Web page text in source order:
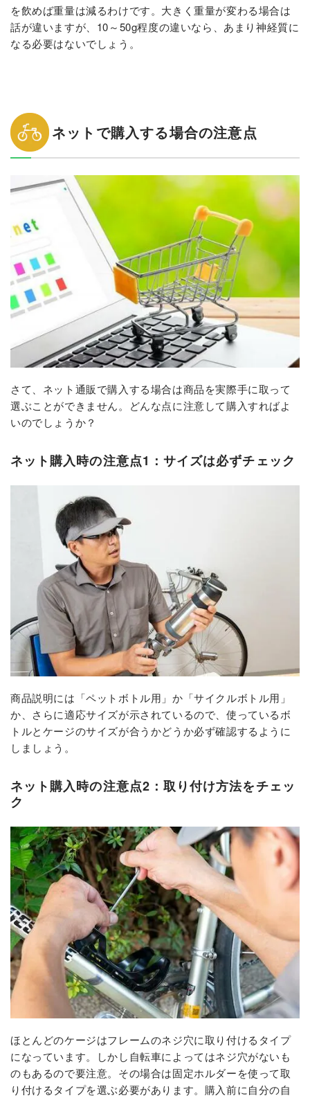
を飲めば重量は減るわけです。大きく重量が変わる場合は
話が違いますが、10～50g程度の違いなら、あまり神経質に
なる必要はないでしょう。
ネットで購入する場合の注意点
さて、ネット通販で購入する場合は商品を実際手に取って
選ぶことができません。どんな点に注意して購入すればよ
いのでしょうか？
ネット購入時の注意点1：サイズは必ずチェック
商品説明には「ペットボトル用」か「サイクルボトル用」
か、さらに適応サイズが示されているので、使っているボ
トルとケージのサイズが合うかどうか必ず確認するように
しましょう。
ネット購入時の注意点2：取り付け方法をチェッ
ク
ほとんどのケージはフレームのネジ穴に取り付けるタイプ
になっています。しかし自転車によってはネジ穴がないも
のもあるので要注意。その場合は固定ホルダーを使って取
り付けるタイプを選ぶ必要があります。購入前に自分の自